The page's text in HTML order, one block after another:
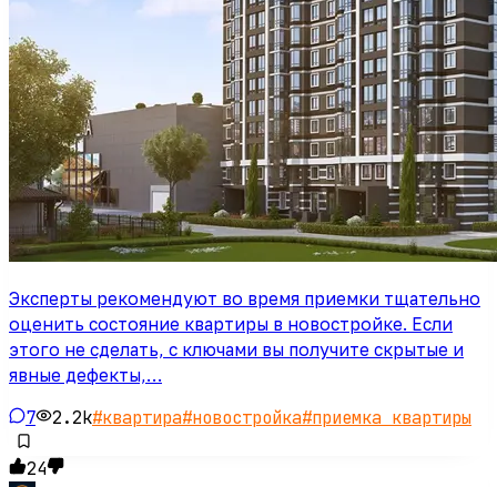
Эксперты рекомендуют во время приемки тщательно
оценить состояние квартиры в новостройке. Если
этого не сделать, с ключами вы получите скрытые и
явные дефекты,…
7 2.2k#квартира#новостройка#приемка квартиры
24